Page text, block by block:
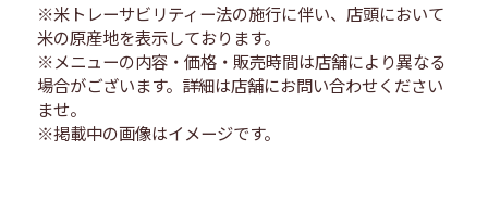
※米トレーサビリティー法の施行に伴い、店頭において
米の原産地を表示しております。
※メニューの内容・価格・販売時間は店舗により異なる
場合がございます。詳細は店舗にお問い合わせください
ませ。
※掲載中の画像はイメージです。